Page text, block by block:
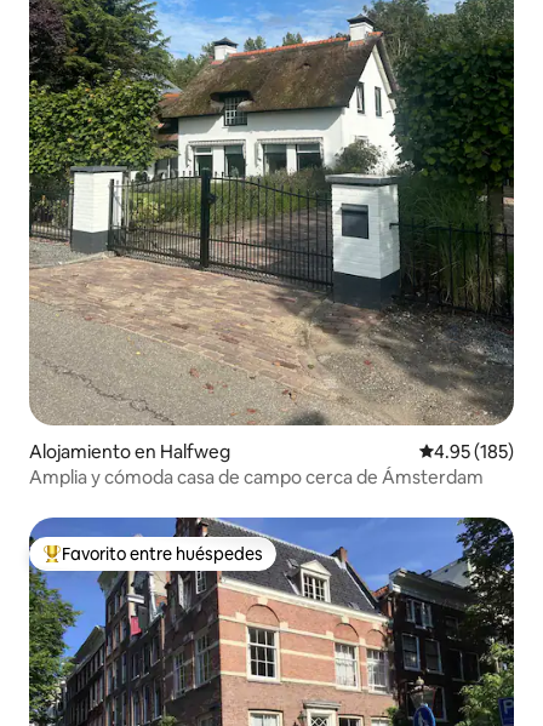
Alojamiento en Halfweg Calificación
4.95 (185)
Amplia y cómoda casa de campo cerca de Ámsterdam
Favorito entre huéspedes preferido
Favorito entre huéspedes